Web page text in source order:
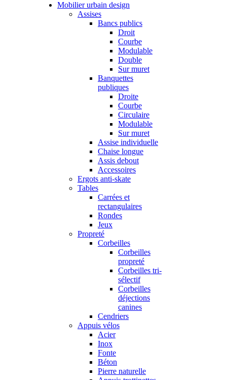
Mobilier urbain design
Assises
Bancs publics
Droit
Courbe
Modulable
Double
Sur muret
Banquettes
publiques
Droite
Courbe
Circulaire
Modulable
Sur muret
Assise individuelle
Chaise longue
Assis debout
Accessoires
Ergots anti-skate
Tables
Carrées et
rectangulaires
Rondes
Jeux
Propreté
Corbeilles
Corbeilles
propreté
Corbeilles tri-
sélectif
Corbeilles
déjections
canines
Cendriers
Appuis vélos
Acier
Inox
Fonte
Béton
Pierre naturelle